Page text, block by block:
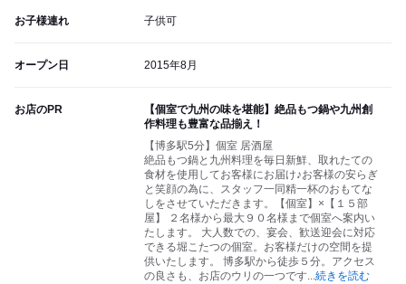
お子様連れ 子供可
オープン日 2015年8月
お店のPR
【個室で九州の味を堪能】絶品もつ鍋や九州創
作料理も豊富な品揃え！
【博多駅5分】個室 居酒屋
絶品もつ鍋と九州料理を毎日新鮮、取れたての
食材を使用してお客様にお届け♪お客様の安らぎ
と笑顔の為に、スタッフ一同精一杯のおもてな
しをさせていただきます。【個室】×【１５部
屋】 ２名様から最大９０名様まで個室へ案内い
たします。 大人数での、宴会、歓送迎会に対応
できる堀こたつの個室。お客様だけの空間を提
供いたします。 博多駅から徒歩５分。アクセス
の良さも、お店のウリの一つです...続きを読む